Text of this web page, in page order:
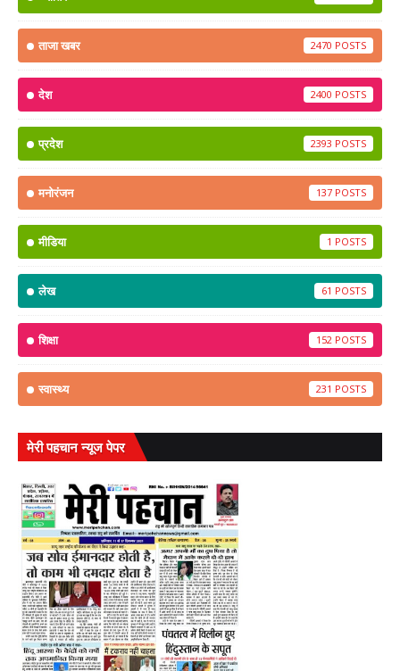
ताजा खबर 2470
देश 2400
प्रदेश 2393
मनोरंजन 137
मीडिया 1
लेख 61
शिक्षा 152
स्वास्थ्य 231
मेरी पहचान न्यूज पेपर